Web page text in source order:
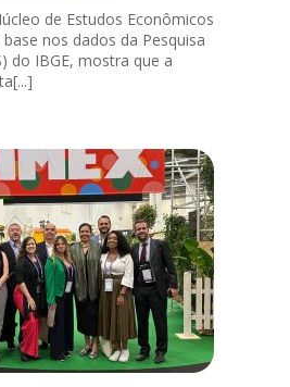
de Estudos Econômicos
nos dados da Pesquisa
do IBGE, mostra que a